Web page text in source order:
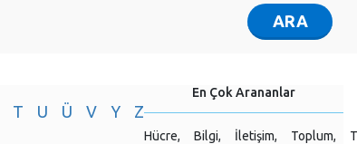
T U Ü V Y Z
En Çok Arananlar
Hücre, Bilgi, İletişim, Toplum,